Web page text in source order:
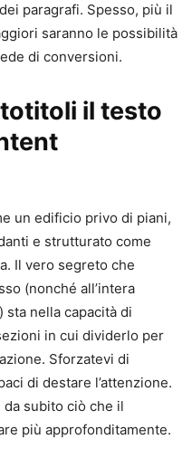
paragrafi. Spesso, più il
saranno le possibilità
di conversioni.
il testo
un edificio privo di piani,
e strutturato come
Il vero segreto che
(nonché all’intera
nella capacità di
in cui dividerlo per
Sforzatevi di
di destare l’attenzione.
subito ciò che il
più approfonditamente.